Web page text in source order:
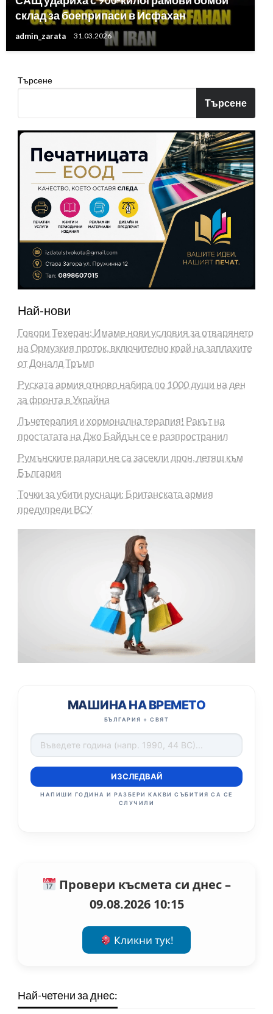
склад за боеприпаси в Исфахан
admin_zarata 31.03.2026
Търсене
Търсене
Най-нови
Говори Техеран: Имаме нови условия за отварянето
на Ормузкия проток, включително край на заплахите
от Доналд Тръмп
Руската армия отново набира по 1000 души на ден
за фронта в Украйна
Лъчетерапия и хормонална терапия! Ракът на
простатата на Джо Байдън се е разпространил
Румънските радари не са засекли дрон, летящ към
България
Точки за убити руснаци: Британската армия
предупреди ВСУ
МАШИНА НА ВРЕМЕТО
БЪЛГАРИЯ + СВЯТ
ИЗСЛЕДВАЙ
НАПИШИ ГОДИНА И РАЗБЕРИ КАКВИ СЪБИТИЯ СА СЕ
СЛУЧИЛИ
Провери късмета си днес –
09.08.2026 10:15
Кликни тук!
Най-четени за днес: